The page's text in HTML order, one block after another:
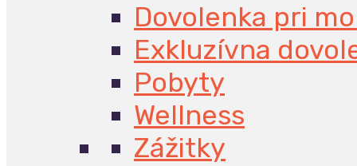
Dovolenka pri
Exkluzívna
Pobyty
Wellness
Zážitky